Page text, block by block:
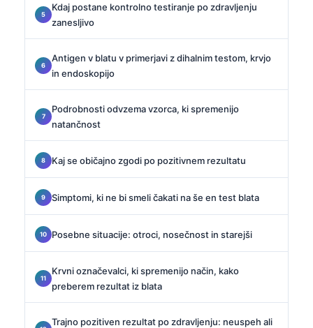
Kdaj postane kontrolno testiranje po zdravljenju
zanesljivo
Antigen v blatu v primerjavi z dihalnim testom, krvjo
in endoskopijo
Podrobnosti odvzema vzorca, ki spremenijo
natančnost
Kaj se običajno zgodi po pozitivnem rezultatu
Simptomi, ki ne bi smeli čakati na še en test blata
Posebne situacije: otroci, nosečnost in starejši
Krvni označevalci, ki spremenijo način, kako
preberem rezultat iz blata
Trajno pozitiven rezultat po zdravljenju: neuspeh ali